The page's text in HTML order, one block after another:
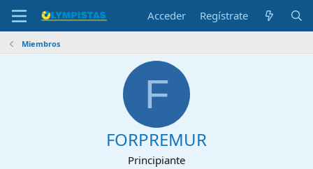
Acceder Regístrate
Miembros
F
FORPREMUR
Principiante